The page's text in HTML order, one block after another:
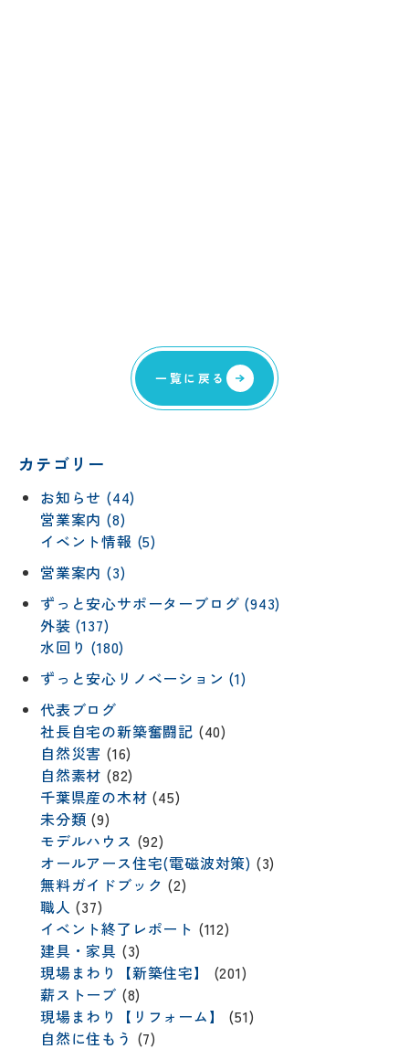
一覧に戻る
カテゴリー
お知らせ (44)
営業案内 (8)
イベント情報 (5)
営業案内 (3)
ずっと安心サポーターブログ (943)
外装 (137)
水回り (180)
ずっと安心リノベーション (1)
代表ブログ
社長自宅の新築奮闘記 (40)
自然災害 (16)
自然素材 (82)
千葉県産の木材 (45)
未分類 (9)
モデルハウス (92)
オールアース住宅(電磁波対策) (3)
無料ガイドブック (2)
職人 (37)
イベント終了レポート (112)
建具・家具 (3)
現場まわり【新築住宅】
(201)
薪ストーブ (8)
現場まわり【リフォーム】
(51)
自然に住もう (7)